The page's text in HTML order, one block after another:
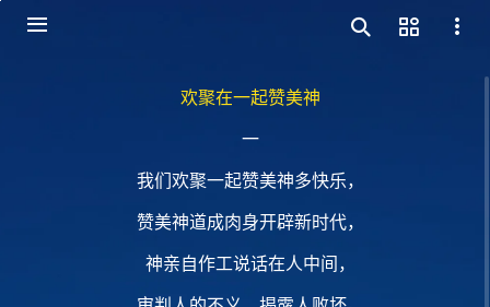
欢聚在一起赞美神
一
我们欢聚一起赞美神多快乐，
赞美神道成肉身开辟新时代，
神亲自作工说话在人中间，